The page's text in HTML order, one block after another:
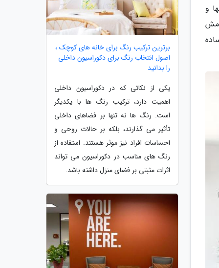
و
برترین ترکیب رنگ برای خانه های کوچک ،
اصول انتخاب رنگ برای دکوراسیون داخلی
را بدانید
یکی از نکاتی که در دکوراسیون داخلی
اهمیت دارد، ترکیب رنگ ها با یکدیگر
است. رنگ ها نه تنها بر فضاهای داخلی
تأثیر می گذارند، بلکه بر حالات روحی و
احساسات افراد نیز موثر هستند. استفاده از
رنگ های مناسب در دکوراسیون می تواند
اثرات مثبتی بر فضای منزل داشته باشد.